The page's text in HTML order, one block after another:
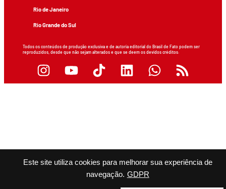
Este site utiliza cookies para melhorar sua experiência de
navegação. GDPR
Rio de Janeiro
Rio Grande do Sul
Todos os conteúdos de produção exclusiva e de autoria editorial do Brasil de Fato podem ser
reproduzidos, desde que não sejam alterados e que se deem os devidos créditos.